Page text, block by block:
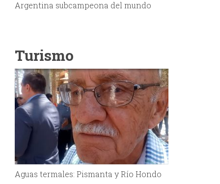
Argentina subcampeona del mundo
Turismo
Aguas termales: Pismanta y Río Hondo